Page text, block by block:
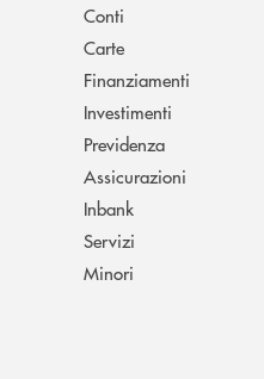
Conti
Carte
Finanziamenti
Investimenti
Previdenza
Assicurazioni
Inbank
Servizi
Minori